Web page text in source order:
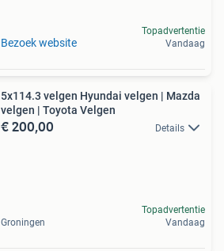
Bezoek website
Topadvertentie
Vandaag
5x114.3 velgen Hyundai velgen | Mazda
velgen | Toyota Velgen
€ 200,00 Details
Groningen
Topadvertentie
Vandaag